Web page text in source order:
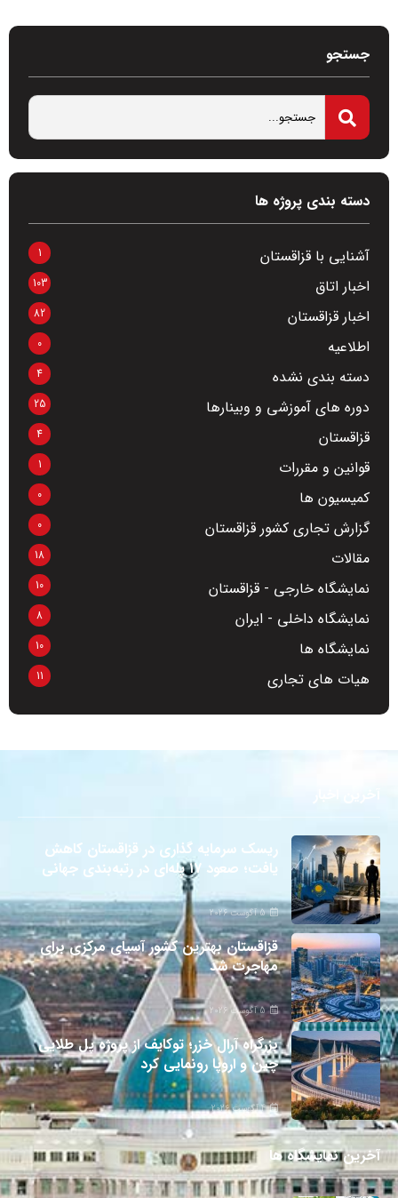
جستجو
دسته بندی پروژه ها
آشنایی با قزاقستان 1
اخبار اتاق 103
اخبار قزاقستان 82
اطلاعیه 0
دسته بندی نشده 4
دوره های آموزشی و وبینارها 25
قزاقستان 4
قوانین و مقررات 1
کمیسیون ها 0
گزارش تجاری کشور قزاقستان 0
مقالات 18
نمایشگاه خارجی - قزاقستان 10
نمایشگاه داخلی - ایران 8
نمایشگاه ها 10
هیات های تجاری 11
ریسک سرمایه گذاری در قزاقستان کاهش
یافت؛ صعود ۱۷ پله‌ای در رتبه‌بندی جهانی
5 آگوست 2026
قزاقستان بهترین کشور آسیای مرکزی برای
مهاجرت شد
5 آگوست 2026
بزرگراه آرال خزر؛ توکایف از پروژه پل طلایی
چین و اروپا رونمایی کرد
4 آگوست 2026
آخرین نمایشگاه ها